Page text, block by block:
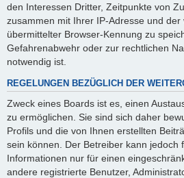
den Interessen Dritter, Zeitpunkte von
zusammen mit Ihrer IP-Adresse und
übermittelter Browser-Kennung zu
Gefahrenabwehr oder zur rechtlichen
notwendig ist.
REGELUNGEN BEZÜGLICH DER
Zweck eines Boards ist es, einen
zu ermöglichen. Sie sind sich daher
Profils und die von Ihnen erstellten
sein können. Der Betreiber kann jedoch
Informationen nur für einen
andere registrierte Benutzer,